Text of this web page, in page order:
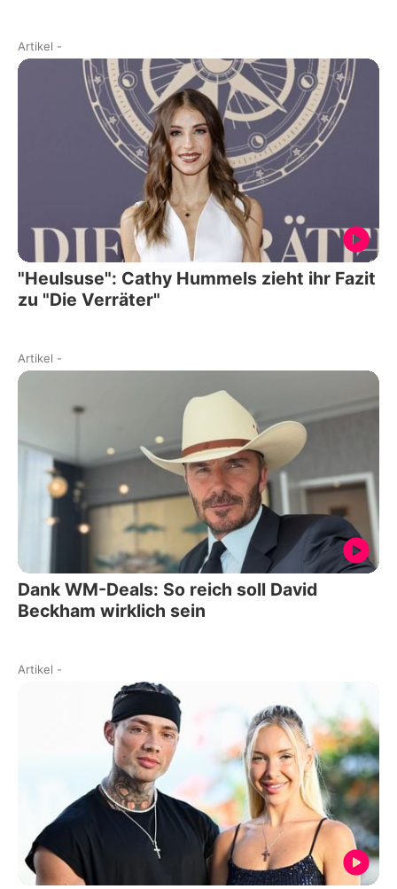
Artikel -
"Heulsuse": Cathy Hummels zieht ihr Fazit
zu "Die Verräter"
Artikel -
Dank WM-Deals: So reich soll David
Beckham wirklich sein
Artikel -